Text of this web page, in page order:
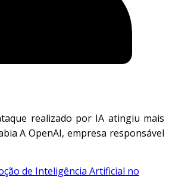
realizado por IA atingiu mais
A OpenAI, empresa responsável